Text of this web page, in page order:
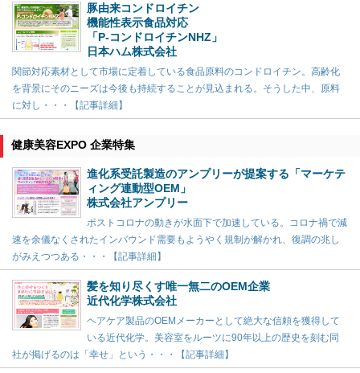
豚由来コンドロイチン
機能性表示食品対応
「P-コンドロイチンNHZ」
日本ハム株式会社
関節対応素材として市場に定着している食品原料のコンドロイチン。高齢化
を背景にそのニーズは今後も持続することが見込まれる。そうした中、原料
に対し・・・【記事詳細】
健康美容EXPO 企業特集
進化系受託製造のアンプリーが提案する「マーケテ
ィング連動型OEM」
株式会社アンプリー
ポストコロナの動きが水面下で加速している。コロナ禍で減
速を余儀なくされたインバウンド需要もようやく規制が解かれ、復調の兆し
がみえつつある・・・【記事詳細】
髪を知り尽くす唯一無二のOEM企業
近代化学株式会社
ヘアケア製品のOEMメーカーとして絶大な信頼を獲得して
いる近代化学。美容室をルーツに90年以上の歴史を刻む同
社が掲げるのは「幸せ」という・・・【記事詳細】